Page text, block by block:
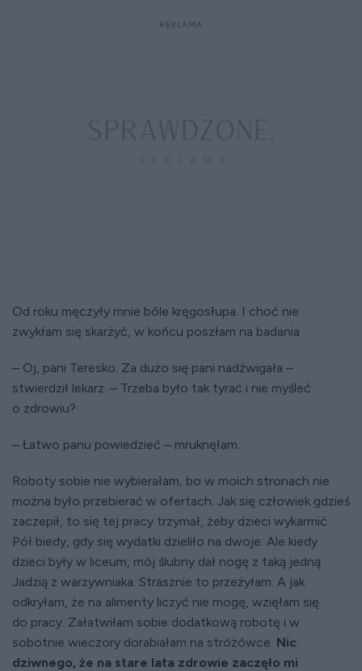
Od roku męczyły mnie bóle kręgosłupa. I choć nie
zwykłam się skarżyć, w końcu poszłam na badania
– Oj, pani Teresko. Za dużo się pani nadźwigała –
stwierdził lekarz. – Trzeba było tak tyrać i nie myśleć
o zdrowiu?
– Łatwo panu powiedzieć – mruknęłam.
Roboty sobie nie wybierałam, bo w moich stronach nie
można było przebierać w ofertach. Jak się człowiek gdzieś
zaczepił, to się tej pracy trzymał, żeby dzieci wykarmić.
Pół biedy, gdy się wydatki dzieliło na dwoje. Ale kiedy
dzieci były w liceum, mój ślubny dał nogę z taką jedną
Jadzią z warzywniaka. Strasznie to przeżyłam. A jak
odkryłam, że na alimenty liczyć nie mogę, wzięłam się
do pracy. Załatwiłam sobie dodatkową robotę i w
sobotnie wieczory dorabiałam na stróżówce. Nic
dziwnego, że na stare lata zdrowie zaczęło mi